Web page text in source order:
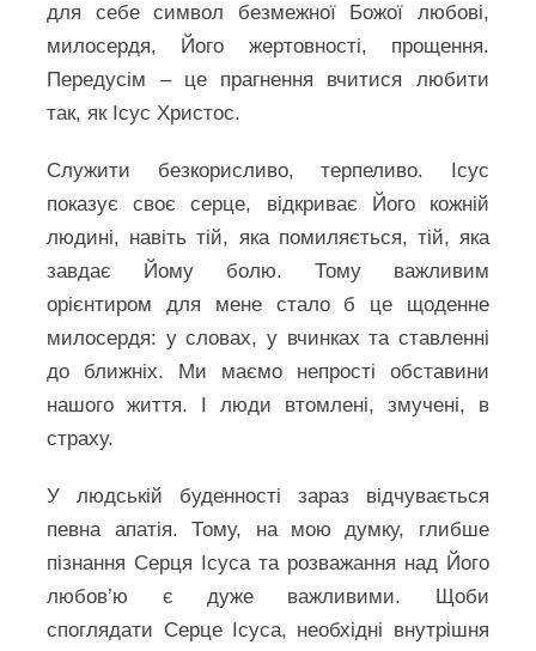
для себе символ безмежної Божої любові,
милосердя, Його жертовності, прощення.
Передусім – це прагнення вчитися любити
так, як Ісус Христос.
Служити безкорисливо, терпеливо. Ісус
показує своє серце, відкриває Його кожній
людині, навіть тій, яка помиляється, тій, яка
завдає Йому болю. Тому важливим
орієнтиром для мене стало б це щоденне
милосердя: у словах, у вчинках та ставленні
до ближніх. Ми маємо непрості обставини
нашого життя. І люди втомлені, змучені, в
страху.
У людській буденності зараз відчувається
певна апатія. Тому, на мою думку, глибше
пізнання Серця Ісуса та розважання над Його
любов’ю є дуже важливими. Щоби
споглядати Серце Ісуса, необхідні внутрішня